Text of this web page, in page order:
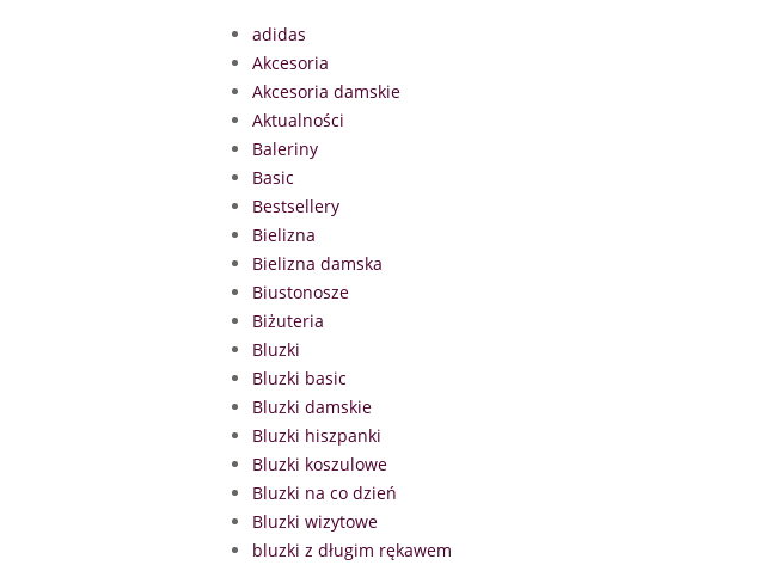
adidas
Akcesoria
Akcesoria damskie
Aktualności
Baleriny
Basic
Bestsellery
Bielizna
Bielizna damska
Biustonosze
Biżuteria
Bluzki
Bluzki basic
Bluzki damskie
Bluzki hiszpanki
Bluzki koszulowe
Bluzki na co dzień
Bluzki wizytowe
bluzki z długim rękawem